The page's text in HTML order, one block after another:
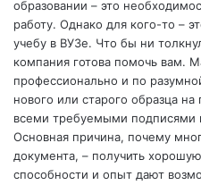
образовании – это
работу. Однако для кого-то –
учебу в ВУЗе. Что бы ни
компания готова помочь вам.
профессионально и по
нового или старого образца на
всеми требуемыми подписями
Основная причина, почему
документа, – получить
способности и опыт дают